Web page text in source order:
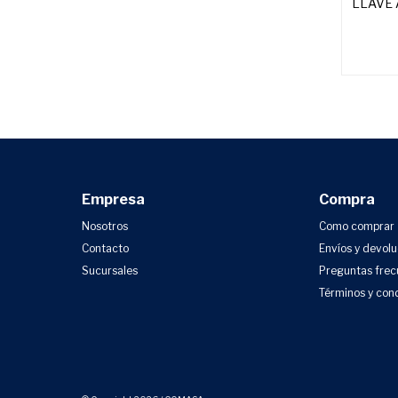
Empresa
Nosotros
Contacto
Sucursales
Compra
Como comprar
Envíos y
Preguntas
Términos y